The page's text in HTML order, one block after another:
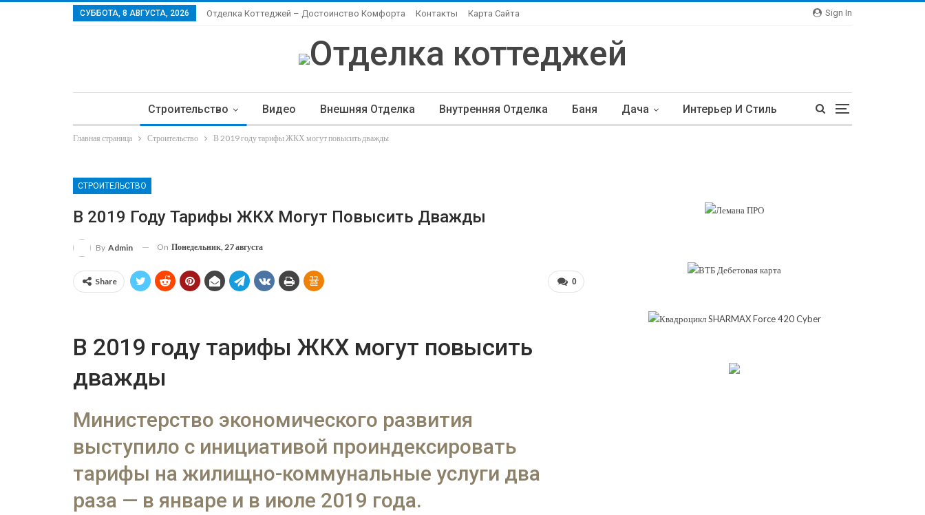
Sign In
СУББОТА, 8 АВГУСТА, 2026 Отделка Коттеджей – Достоинство Комфорта Контакты Карта Сайта
Строительство Видео Внешняя Отделка Внутренняя Отделка Баня Дача Интерьер И Стиль
Ландшафтный Дизайн
Главная страница Строительство В 2019 году тарифы ЖКХ могут повысить дважды
СТРОИТЕЛЬСТВО
В 2019 Году Тарифы ЖКХ Могут Повысить Дважды
By Admin On Понедельник, 27 августа
0
Share
В 2019 году тарифы ЖКХ могут повысить
дважды
Министерство экономического развития
выступило с инициативой проиндексировать
тарифы на жилищно-коммунальные услуги два
раза — в январе и в июле 2019 года.